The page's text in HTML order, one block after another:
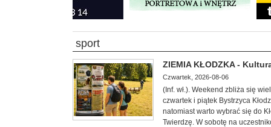
sport
ZIEMIA KŁODZKA -
Czwartek, 2026-08-06
(Inf. wł.). Weekend zbliża się
czwartek i piątek Bystrzyca
natomiast warto wybrać się do
Twierdzę. W sobotę na